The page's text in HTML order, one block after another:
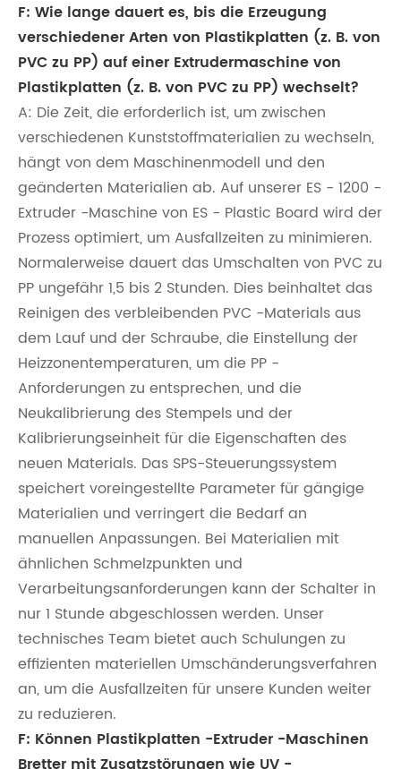
F: Wie lange dauert es, bis die Erzeugung
verschiedener Arten von Plastikplatten (z. B. von
PVC zu PP) auf einer Extrudermaschine von
Plastikplatten (z. B. von PVC zu PP) wechselt?
A: Die Zeit, die erforderlich ist, um zwischen
verschiedenen Kunststoffmaterialien zu wechseln,
hängt von dem Maschinenmodell und den
geänderten Materialien ab. Auf unserer ES - 1200 -
Extruder -Maschine von ES - Plastic Board wird der
Prozess optimiert, um Ausfallzeiten zu minimieren.
Normalerweise dauert das Umschalten von PVC zu
PP ungefähr 1,5 bis 2 Stunden. Dies beinhaltet das
Reinigen des verbleibenden PVC -Materials aus
dem Lauf und der Schraube, die Einstellung der
Heizzonentemperaturen, um die PP -
Anforderungen zu entsprechen, und die
Neukalibrierung des Stempels und der
Kalibrierungseinheit für die Eigenschaften des
neuen Materials. Das SPS-Steuerungssystem
speichert voreingestellte Parameter für gängige
Materialien und verringert die Bedarf an
manuellen Anpassungen. Bei Materialien mit
ähnlichen Schmelzpunkten und
Verarbeitungsanforderungen kann der Schalter in
nur 1 Stunde abgeschlossen werden. Unser
technisches Team bietet auch Schulungen zu
effizienten materiellen Umschänderungsverfahren
an, um die Ausfallzeiten für unsere Kunden weiter
zu reduzieren.
F: Können Plastikplatten -Extruder -Maschinen